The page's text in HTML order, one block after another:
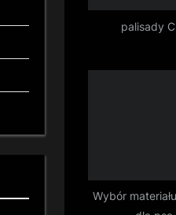
:
palisady
Wybór